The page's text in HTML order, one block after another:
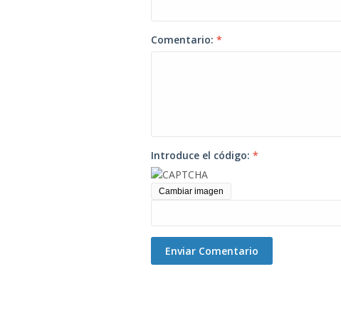
Comentario: *
Introduce el código: *
Cambiar imagen
Enviar Comentario